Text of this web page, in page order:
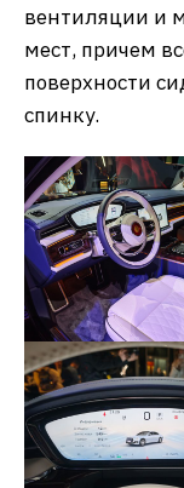
вентиляции и
мест, причем
поверхности
спинку.